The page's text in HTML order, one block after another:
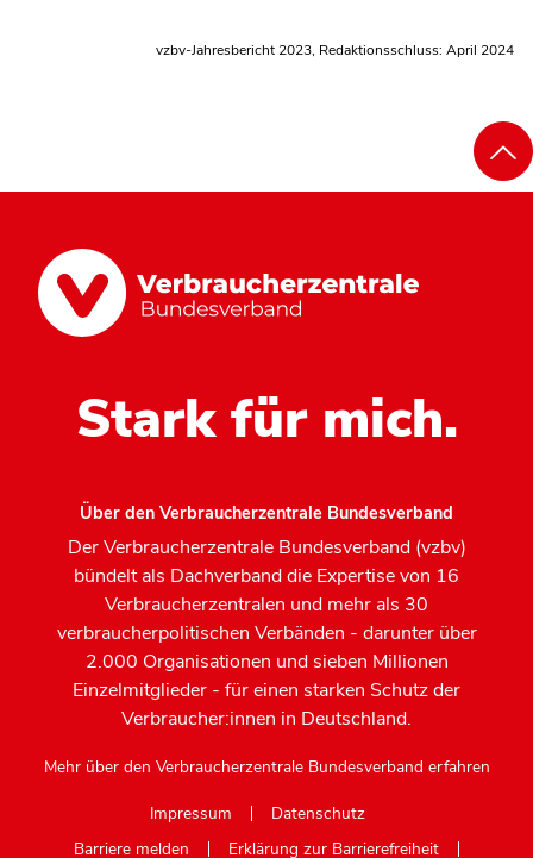
vzbv-Jahresbericht 2023, Redaktionsschluss: April 2024
Stark für mich.
Über den Verbraucherzentrale Bundesverband
Der Verbraucherzentrale Bundesverband (vzbv)
bündelt als Dachverband die Expertise von 16
Verbraucherzentralen und mehr als 30
verbraucherpolitischen Verbänden - darunter über
2.000 Organisationen und sieben Millionen
Einzelmitglieder - für einen starken Schutz der
Verbraucher:innen in Deutschland.
Mehr über den Verbraucherzentrale Bundesverband erfahren
Impressum
Datenschutz
Barriere melden
Erklärung zur Barrierefreiheit